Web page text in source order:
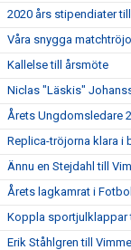
2020 års stipendiater
Våra snygga
Kallelse till årsmöte
Niclas "Läskis"
Årets Ungdomsledare
Replica-tröjorna klara i
Ännu en Stejdahl till
Årets lagkamrat i
Koppla sportjulklappar
Erik Ståhlgren till